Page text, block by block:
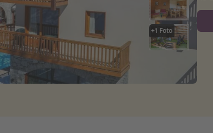
+1 Foto